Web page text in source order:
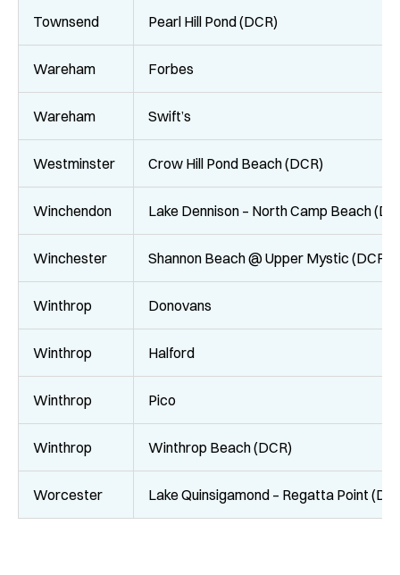
Townsend Pearl Hill Pond (DCR)
Wareham Forbes
Wareham Swift’s
Westminster Crow Hill Pond Beach (DCR)
Winchendon Lake Dennison – North Camp Beach
Winchester Shannon Beach @ Upper Mystic (DCR)
Winthrop Donovans
Winthrop Halford
Winthrop Pico
Winthrop Winthrop Beach (DCR)
Worcester Lake Quinsigamond – Regatta Point